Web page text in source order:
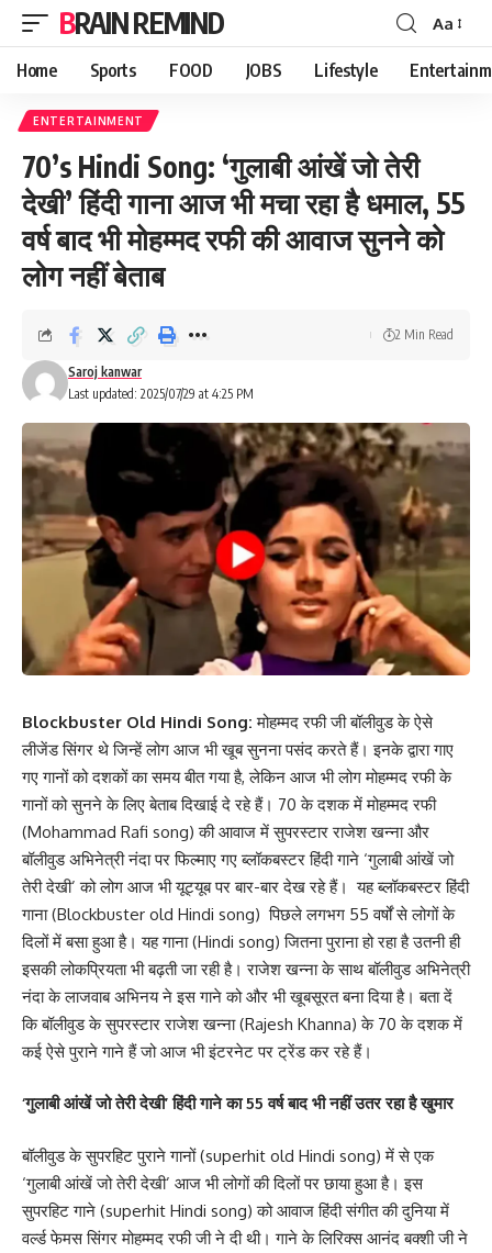
BRAIN REMIND
Font
Resizer
Aa
Home Sports FOOD JOBS Lifestyle
ENTERTAINMENT
70’s Hindi Song: ‘गुलाबी आंखें जो तेरी
देखी’ हिंदी गाना आज भी मचा रहा है धमाल, 55
वर्ष बाद भी मोहम्मद रफी की आवाज सुनने को
लोग नहीं बेताब
Last updated: 2025/07/29 at 4:25 PM
Saroj kanwar
2 Min Read
Blockbuster Old Hindi Song:मोहम्मद रफी जी बॉलीवुड के ऐसे
लीजेंड सिंगर थे जिन्हें लोग आज भी खूब सुनना पसंद करते हैं। इनके द्वारा गाए
गए गानों को दशकों का समय बीत गया है, लेकिन आज भी लोग मोहम्मद रफी के
गानों को सुनने के लिए बेताब दिखाई दे रहे हैं। 70 के दशक में मोहम्मद रफी
(Mohammad Rafi song) की आवाज में सुपरस्टार राजेश खन्ना और
बॉलीवुड अभिनेत्री नंदा पर फिल्माए गए ब्लॉकबस्टर हिंदी गाने ‘गुलाबी आंखें जो
तेरी देखी’ को लोग आज भी यूट्यूब पर बार-बार देख रहे हैं। यह ब्लॉकबस्टर हिंदी
गाना (Blockbuster old Hindi song) पिछले लगभग 55 वर्षों से लोगों के
दिलों में बसा हुआ है। यह गाना (Hindi song) जितना पुराना हो रहा है उतनी ही
इसकी लोकप्रियता भी बढ़ती जा रही है। राजेश खन्ना के साथ बॉलीवुड अभिनेत्री
नंदा के लाजवाब अभिनय ने इस गाने को और भी खूबसूरत बना दिया है। बता दें
कि बॉलीवुड के सुपरस्टार राजेश खन्ना (Rajesh Khanna) के 70 के दशक में
कई ऐसे पुराने गाने हैं जो आज भी इंटरनेट पर ट्रेंड कर रहे हैं।
‘गुलाबी आंखें जो तेरी देखी’ हिंदी गाने का 55 वर्ष बाद भी नहीं उतर रहा है खुमार
बॉलीवुड के सुपरहिट पुराने गानों (superhit old Hindi song) में से एक
‘गुलाबी आंखें जो तेरी देखी’ आज भी लोगों की दिलों पर छाया हुआ है। इस
सुपरहिट गाने (superhit Hindi song) को आवाज हिंदी संगीत की दुनिया में
वर्ल्ड फेमस सिंगर मोहम्मद रफी जी ने दी थी। गाने के लिरिक्स आनंद बक्शी जी ने